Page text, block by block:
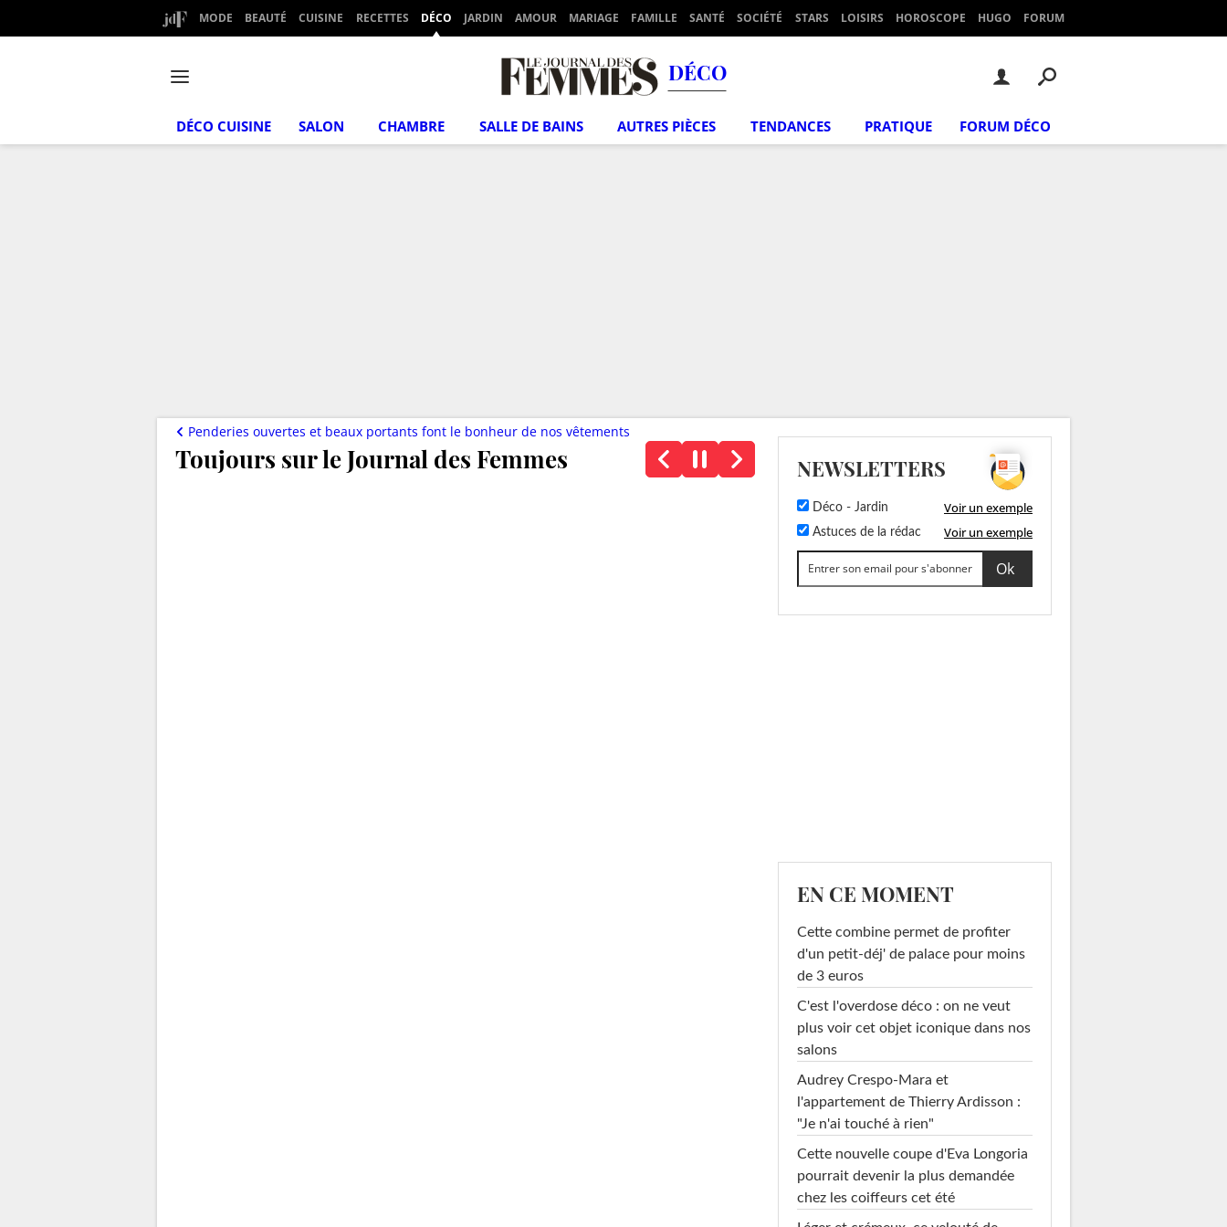
MODE BEAUTÉ CUISINE RECETTES DÉCO JARDIN AMOUR MARIAGE FAMILLE SANTÉ SOCIÉTÉ STARS LOISIRS HOROSCOPE HUGO FORUM
DÉCO
DÉCO CUISINE SALON CHAMBRE SALLE DE BAINS AUTRES PIÈCES TENDANCES PRATIQUE FORUM DÉCO
Toujours sur le Journal des Femmes
Penderies ouvertes et beaux portants font le bonheur de nos vêtements
NEWSLETTERS
Déco - Jardin Voir un exemple
Astuces de la rédac Voir un exemple
EN CE MOMENT
Cette combine permet de profiter
d'un petit-déj' de palace pour moins
de 3 euros
C'est l'overdose déco : on ne veut
plus voir cet objet iconique dans nos
salons
Audrey Crespo-Mara et
l'appartement de Thierry Ardisson :
"Je n'ai touché à rien"
Cette nouvelle coupe d'Eva Longoria
pourrait devenir la plus demandée
chez les coiffeurs cet été